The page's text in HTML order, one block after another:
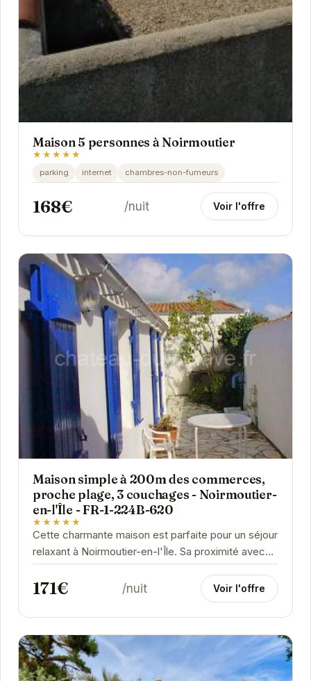
Maison 5 personnes à Noirmoutier
★★★★★
parking internet chambres-non-fumeurs
168€ /nuit Voir l'offre
Maison simple à 200m des commerces,
proche plage, 3 couchages - Noirmoutier-
en-l'Île - FR-1-224B-620
★★★★★
Cette charmante maison est parfaite pour un séjour
relaxant à Noirmoutier-en-l'Île. Sa proximité avec
les commerces et la plage en fait un lieu...
171€ /nuit Voir l'offre